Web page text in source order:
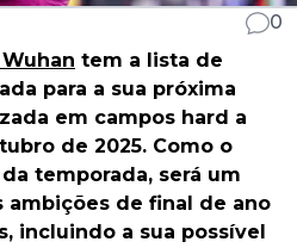
0
tem a lista de
para a sua próxima
em campos hard a
de 2025. Como o
temporada, será um
ambições de final de ano
incluindo a sua possível